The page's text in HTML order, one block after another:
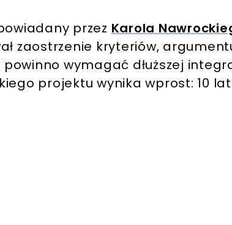
przez Karola
zaostrzenie kryteriów,
powinno wymagać dłuższej
projektu wynika wprost: 10